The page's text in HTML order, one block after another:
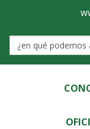
de
Castro-
Urdiales